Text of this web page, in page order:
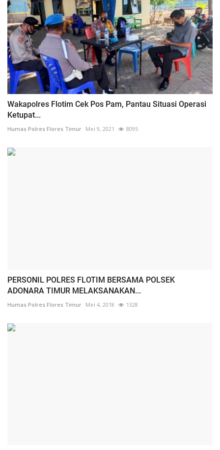
Wakapolres Flotim Cek Pos Pam, Pantau Situasi Operasi
Ketupat...
Humas Polres Flores Timur Mei 9, 2021 8095
PERSONIL POLRES FLOTIM BERSAMA POLSEK
ADONARA TIMUR MELAKSANAKAN...
Humas Polres Flores Timur Mei 4, 2018 1328